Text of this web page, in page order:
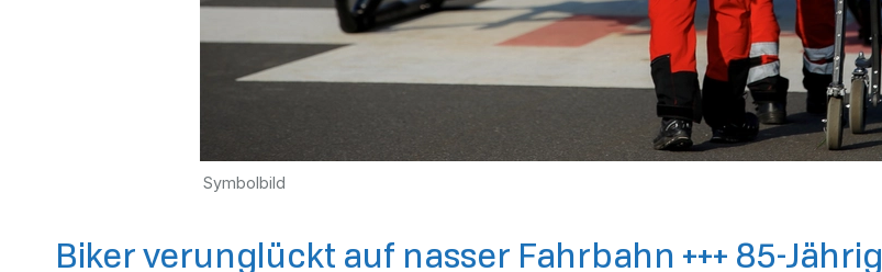
Symbolbild
Biker verunglückt auf nasser Fahrbahn +++ 85-